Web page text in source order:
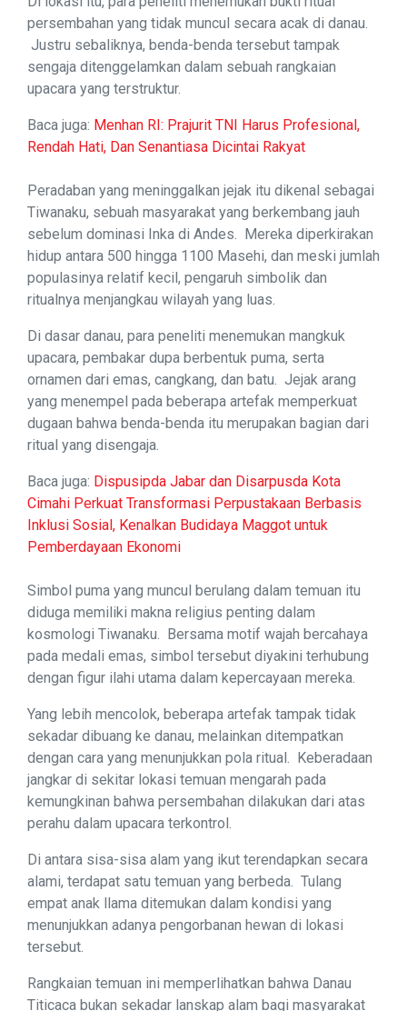
persembahan yang tidak muncul secara acak di danau.
Justru sebaliknya, benda-benda tersebut tampak
sengaja ditenggelamkan dalam sebuah rangkaian
upacara yang terstruktur.
Baca juga: Menhan RI: Prajurit TNI Harus Profesional,
Rendah Hati, Dan Senantiasa Dicintai Rakyat
Peradaban yang meninggalkan jejak itu dikenal sebagai
Tiwanaku, sebuah masyarakat yang berkembang jauh
sebelum dominasi Inka di Andes. Mereka diperkirakan
hidup antara 500 hingga 1100 Masehi, dan meski jumlah
populasinya relatif kecil, pengaruh simbolik dan
ritualnya menjangkau wilayah yang luas.
Di dasar danau, para peneliti menemukan mangkuk
upacara, pembakar dupa berbentuk puma, serta
ornamen dari emas, cangkang, dan batu. Jejak arang
yang menempel pada beberapa artefak memperkuat
dugaan bahwa benda-benda itu merupakan bagian dari
ritual yang disengaja.
Baca juga: Dispusipda Jabar dan Disarpusda Kota
Cimahi Perkuat Transformasi Perpustakaan Berbasis
Inklusi Sosial, Kenalkan Budidaya Maggot untuk
Pemberdayaan Ekonomi
Simbol puma yang muncul berulang dalam temuan itu
diduga memiliki makna religius penting dalam
kosmologi Tiwanaku. Bersama motif wajah bercahaya
pada medali emas, simbol tersebut diyakini terhubung
dengan figur ilahi utama dalam kepercayaan mereka.
Yang lebih mencolok, beberapa artefak tampak tidak
sekadar dibuang ke danau, melainkan ditempatkan
dengan cara yang menunjukkan pola ritual. Keberadaan
jangkar di sekitar lokasi temuan mengarah pada
kemungkinan bahwa persembahan dilakukan dari atas
perahu dalam upacara terkontrol.
Di antara sisa-sisa alam yang ikut terendapkan secara
alami, terdapat satu temuan yang berbeda. Tulang
empat anak llama ditemukan dalam kondisi yang
menunjukkan adanya pengorbanan hewan di lokasi
tersebut.
Rangkaian temuan ini memperlihatkan bahwa Danau
Titicaca bukan sekadar lanskap alam bagi masyarakat